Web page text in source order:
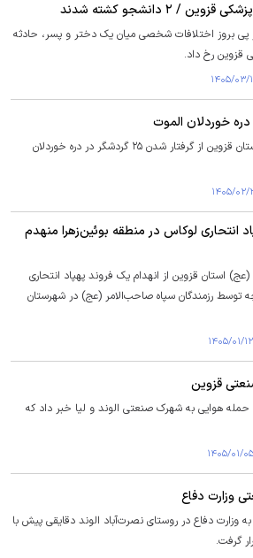
/ ۲ دانشجو کشته شدند
۱۱ خرداد، در پی بروز اختلافات شخصی میان یک دختر و پسر، حادثه
قزوین رخ داد.
مدیرعامل جمعیت هلال‌احمر استان قزوین از گرفتار شدن ۲۵ گردشگر در دره خوردلان
انتحاری لوکاس در منطقه بوئین‌زهرا منهدم
استان قزوین از انهدام یک فروند پهپاد انتحاری
توسط رزمندگان سپاه صاحب‌الامر (عج) در شهرستان
هوایی به شهرک صنعتی الوند و لیا خبر داد که
وزارت دفاع
وزارت دفاع در روستای نصرت‌آباد الوند دقایقی پیش با
گرفت.